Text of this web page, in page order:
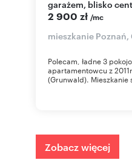
garażem, blisko
2 900 zł /mc
mieszkanie Poznań,
Polecam, ładne 3
apartamentowcu z
(Grunwald).
Zobacz więcej